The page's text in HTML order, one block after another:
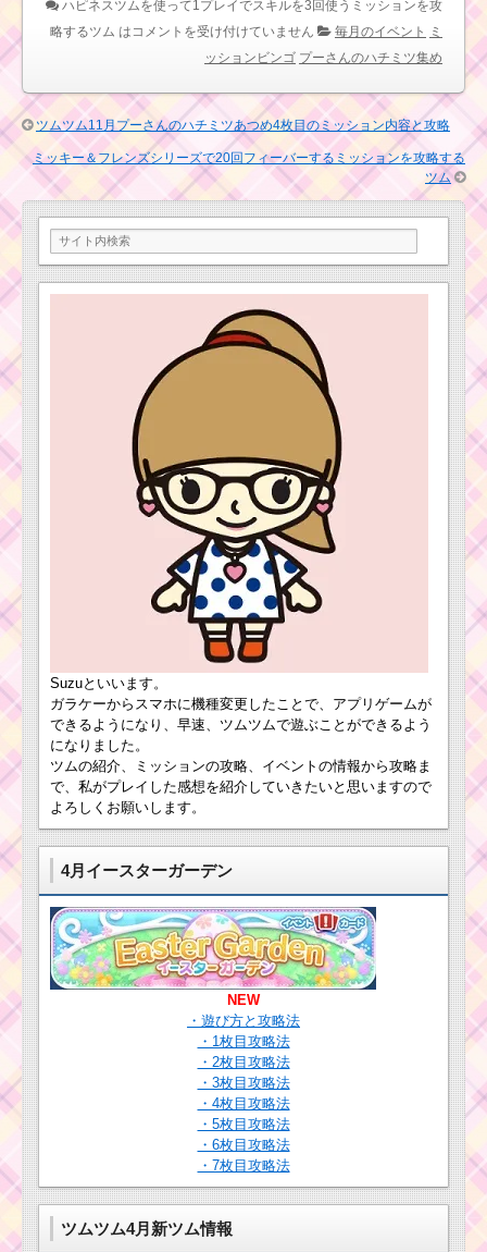
耳が丸いツムでマイツ
ムを70個消すミッショ
ンを攻略するツム
ツムツム5月ルミエール
のおもてなしイベント4
枚目のミッション内容
と攻略
毛のはねたツム
500Exp稼ぐを攻
略する方法
12月の「スターウォー
ズイベントパート1」の
攻略法とクリア報酬
鼻が黒いツムで
合計5,000,000点
稼ぐミッション
を攻略するツム
ト2イベントの始め方と
攻略法・遊び方
ント「ディズニ
ー・ストーリ
法・報酬
ツムツム10月イベント
「ホーンテッドハロウ
ィーン」の遊び方・攻
略法・報酬
ツムツム5月新ツムにレ
イ・カイロレンの2体登
場
プレイで1000コインを
稼いだ方法
ツムツム11月プーさ
んのハチミツあつめ2枚
目のミッション内容と
攻略
ツムツム9月デ
リーブックスイ
ベント1枚目のミ
ッション内容と
消去系スキルを使っ
てツムを620個消すミ
ッションを攻略するツ
ツムツム7月イベント
「海賊のお宝探し」の
キャラクターボーナス
値と有利なキャラ
ヒゲのあるツムでコ
インボムを3個消すミッ
ションを攻略するツム
耳が丸いツムで20チ
を攻略するツム
ツノのあるツムでボ
ムを25個消す方法
白色のツムでスコア
ボムを1プレイで3個消
すミッションを攻略す
るツム
帽子をかぶったツム
でマジカルボムを48個
消すミッションを攻略
するツム
黄色のツムを1プレイ
で150個消すミッショ
ンを攻略するツム
ハピネスツムを使って1プレイでスキルを3回使うミッションを攻
略するツム は コメントを受け付けていません 毎月のイベント
ミ
ッションビンゴ プーさんのハチミツ集め
ツムツム11月プーさんのハチミツあつめ4枚目のミッション内容と攻略
ミッキー＆フレンズシリーズで20回フィーバーするミッションを攻略する
ツム
Suzuといいます。
ガラケーからスマホに機種変更したことで、アプリゲームが
できるようになり、早速、ツムツムで遊ぶことができるよう
になりました。
ツムの紹介、ミッションの攻略、イベントの情報から攻略ま
で、私がプレイした感想を紹介していきたいと思いますので
よろしくお願いします。
4月イースターガーデン
NEW
・遊び方と攻略法
・1枚目攻略法
・2枚目攻略法
・3枚目攻略法
・4枚目攻略法
・5枚目攻略法
・6枚目攻略法
・7枚目攻略法
ツムツム4月新ツム情報